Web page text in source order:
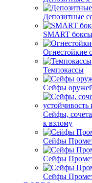
Депозитные
SMART
Огнестойкие
Темпокассы
Сейфы
Сейфы,
к взлому
Сейфы
Сейфы
Сейфы